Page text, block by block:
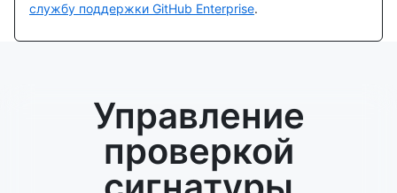
службу поддержки GitHub Enterprise.
Управление
проверкой